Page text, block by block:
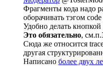
Фрагменты кода надо
оборачивать тэгом
Удобно делать кнопкой
Это обязательно,
Сюда же относится
другая
Написано более двух